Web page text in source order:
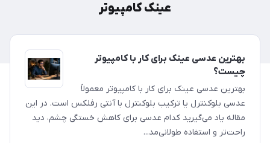
عینک کامپیوتر
بهترین عدسی عینک برای کار با کامپیوتر
چیست؟
بهترین عدسی عینک برای کار با کامپیوتر معمولاً
عدسی بلوکنترل یا ترکیب بلوکنترل با آنتی رفلکس است. در این
مقاله یاد می‌گیرید کدام عدسی برای کاهش خستگی چشم، دید
راحت‌تر و استفاده طولانی‌مد...